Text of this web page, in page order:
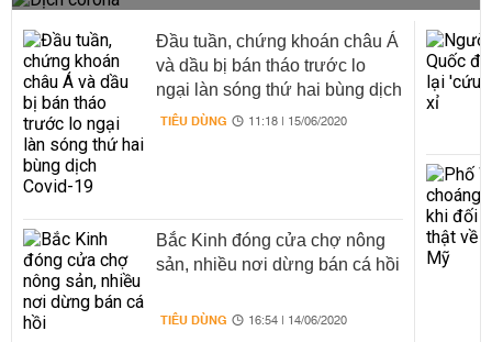
Đầu tuần, chứng khoán châu Á
và dầu bị bán tháo trước lo
ngại làn sóng thứ hai bùng dịch
Covid-19
TIÊU DÙNG 11:18 | 15/06/2020
Bắc Kinh đóng cửa chợ nông
sản, nhiều nơi dừng bán cá hồi
TIÊU DÙNG 16:54 | 14/06/2020